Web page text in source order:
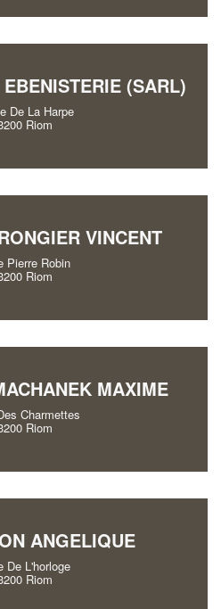
(SARL)
De La Harpe
Riom
VINCENT
Pierre Robin
Riom
MAXIME
Charmettes
Riom
ANGELIQUE
De L'horloge
Riom